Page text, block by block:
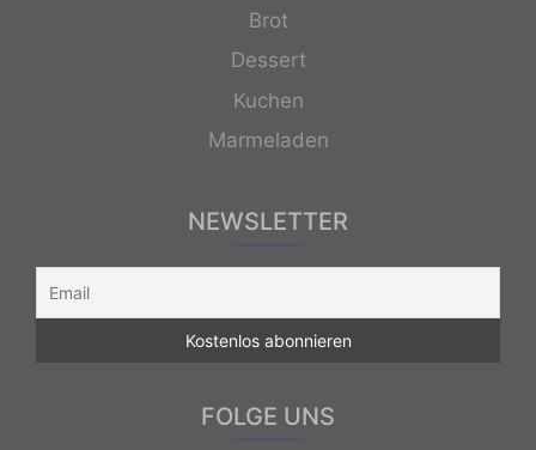
Brot
Dessert
Kuchen
Marmeladen
NEWSLETTER
FOLGE UNS